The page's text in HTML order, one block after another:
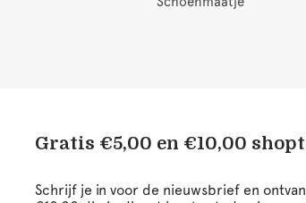
Gratis €5,00 en €10,00
Schrijf je in voor de nieuwsbrief en